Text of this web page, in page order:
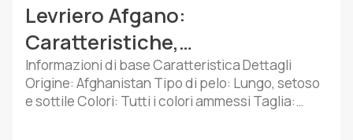
Levriero Afgano:
Caratteristiche,
Temperamento e Cure
Informazioni di base Caratteristica Dettagli
Origine: Afghanistan Tipo di pelo: Lungo, setoso
e sottile Colori: Tutti i colori ammessi Taglia: